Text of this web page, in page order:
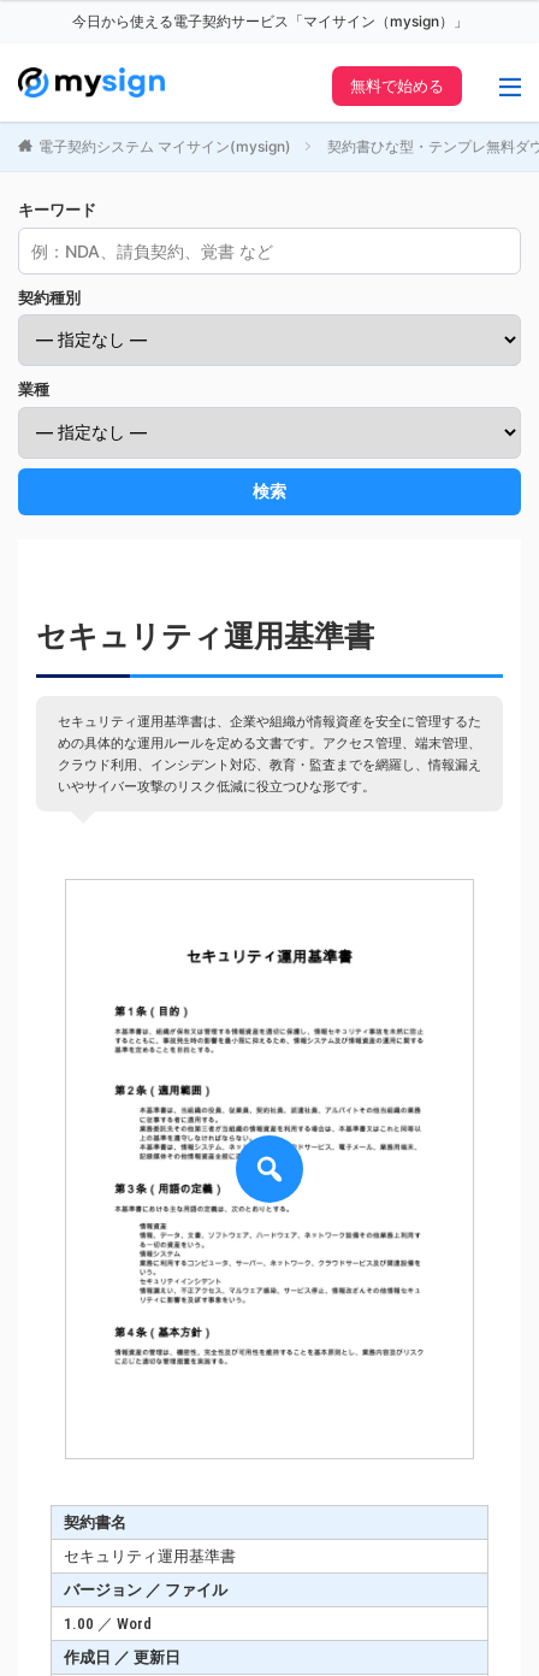
今日から使える電子契約サービス「マイサイン（mysign）」
無料で始める
電子契約システム マイサイン(mysign) 契約書ひな型・テンプレ無料ダ
キーワード
契約種別
業種
検索
セキュリティ運用基準書
セキュリティ運用基準書は、企業や組織が情報資産を安全に管理するた
めの具体的な運用ルールを定める文書です。アクセス管理、端末管理、
クラウド利用、インシデント対応、教育・監査までを網羅し、情報漏え
いやサイバー攻撃のリスク低減に役立つひな形です。
契約書名
セキュリティ運用基準書
バージョン ／ ファイル
1.00 ／ Word
作成日 ／ 更新日